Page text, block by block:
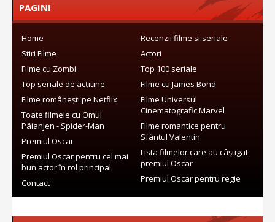
PAGINI
Home
Recenzii filme si seriale
Stiri Filme
Actori
Filme cu Zombi
Top 100 seriale
Top seriale de acțiune
Filme cu James Bond
Filme românești pe Netflix
Filme Universul
Cinematografic Marvel
Toate filmele cu Omul
Pâianjen - Spider-Man
Filme romantice pentru
Sfântul Valentin
Premiul Oscar
Lista filmelor care au câștigat
premiul Oscar
Premiul Oscar pentru cel mai
bun actor în rol principal
Premiul Oscar pentru regie
Contact